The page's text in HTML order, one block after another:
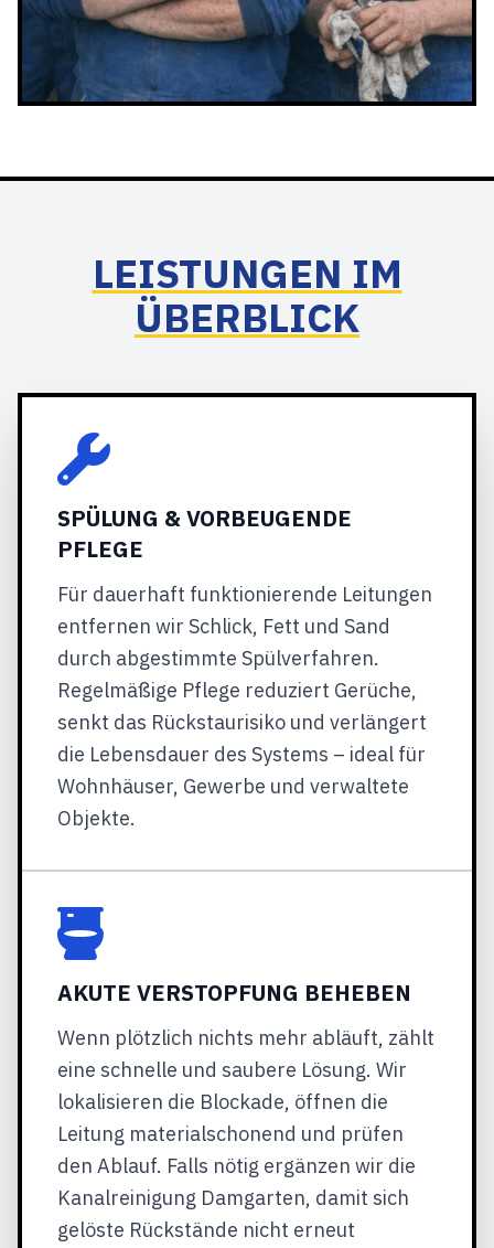
LEISTUNGEN IM
ÜBERBLICK
SPÜLUNG & VORBEUGENDE
PFLEGE
Für dauerhaft funktionierende Leitungen
entfernen wir Schlick, Fett und Sand
durch abgestimmte Spülverfahren.
Regelmäßige Pflege reduziert Gerüche,
senkt das Rückstaurisiko und verlängert
die Lebensdauer des Systems – ideal für
Wohnhäuser, Gewerbe und verwaltete
Objekte.
AKUTE VERSTOPFUNG BEHEBEN
Wenn plötzlich nichts mehr abläuft, zählt
eine schnelle und saubere Lösung. Wir
lokalisieren die Blockade, öffnen die
Leitung materialschonend und prüfen
den Ablauf. Falls nötig ergänzen wir die
Kanalreinigung Damgarten, damit sich
gelöste Rückstände nicht erneut